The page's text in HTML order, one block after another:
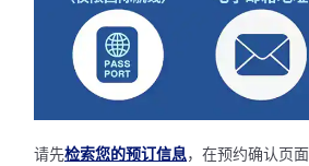
请先检索您的预订信息，在预约确认页